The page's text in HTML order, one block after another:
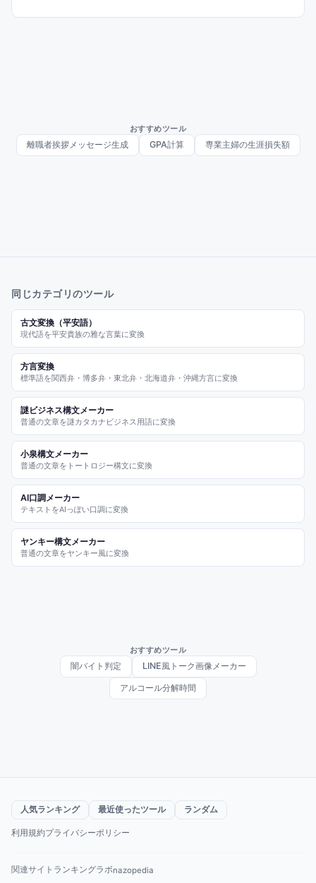
おすすめツール
離職者挨拶メッセージ生成 GPA計算 専業主婦の生涯損失額
同じカテゴリのツール
古文変換（平安語）
現代語を平安貴族の雅な言葉に変換
方言変換
標準語を関西弁・博多弁・東北弁・北海道弁・沖縄方言に変換
謎ビジネス構文メーカー
普通の文章を謎カタカナビジネス用語に変換
小泉構文メーカー
普通の文章をトートロジー構文に変換
AI口調メーカー
テキストをAIっぽい口調に変換
ヤンキー構文メーカー
普通の文章をヤンキー風に変換
おすすめツール
闇バイト判定 LINE風トーク画像メーカー
アルコール分解時間
人気ランキング 最近使ったツール ランダム
利用規約プライバシーポリシー
関連サイト ランキングラボnazopedia